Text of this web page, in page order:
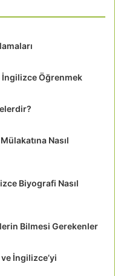
İngilizce Öğrenmek
Nasıl
Biyografi Nasıl
Bilmesi Gerekenler
İngilizce’yi